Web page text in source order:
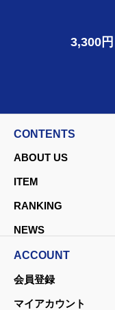
3,300
CONTENTS
ABOUT US
ITEM
RANKING
NEWS
ACCOUNT
会員登録
マイアカウント